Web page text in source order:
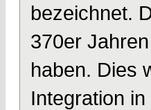
bezeichnet.
370er
haben. Dies
Integration